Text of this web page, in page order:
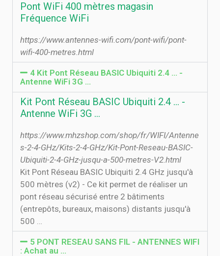
Pont WiFi 400 mètres magasin
Fréquence WiFi
https://www.antennes-wifi.com/pont-wifi/pont-
wifi-400-metres.html
4 Kit Pont Réseau BASIC Ubiquiti 2.4 ... -
Antenne WiFi 3G …
Kit Pont Réseau BASIC Ubiquiti 2.4 ... -
Antenne WiFi 3G …
https://www.mhzshop.com/shop/fr/WIFI/Antenne
s-2-4-GHz/Kits-2-4-GHz/Kit-Pont-Reseau-BASIC-
Ubiquiti-2-4-GHz-jusqu-a-500-metres-V2.html
Kit Pont Réseau BASIC Ubiquiti 2.4 GHz jusqu'à
500 mètres (v2) - Ce kit permet de réaliser un
pont réseau sécurisé entre 2 bâtiments
(entrepôts, bureaux, maisons) distants jusqu'à
500 …
5 PONT RESEAU SANS FIL - ANTENNES WIFI
: Achat au …